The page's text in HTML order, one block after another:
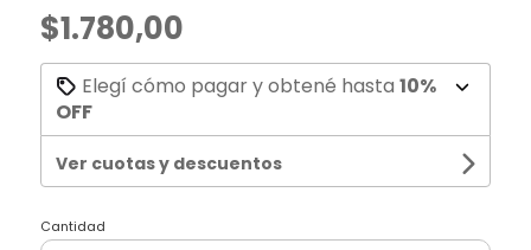
$1.780,00
Elegí cómo pagar y obtené hasta 10%
OFF
Ver cuotas y descuentos
Cantidad